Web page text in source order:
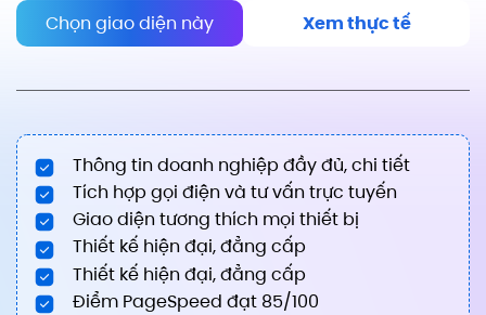
Chọn giao diện này Xem thực tế
Thông tin doanh nghiệp đầy đủ, chi tiết
Tích hợp gọi điện và tư vấn trực tuyến
Giao diện tương thích mọi thiết bị
Thiết kế hiện đại, đẳng cấp
Thiết kế hiện đại, đẳng cấp
Điểm PageSpeed đạt 85/100